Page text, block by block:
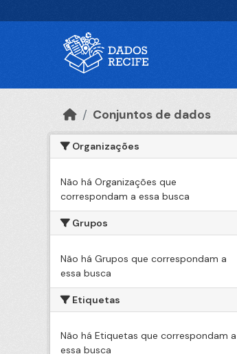
Conjuntos de dados
Organizações
Não há Organizações que
correspondam a essa busca
Grupos
Não há Grupos que correspondam a
essa busca
Etiquetas
Não há Etiquetas que correspondam a
essa busca